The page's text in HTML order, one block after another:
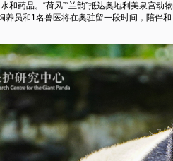
和药品。“荷风”“兰韵”抵达奥地利美泉宫动物
养员和1名兽医将在奥驻留一段时间，陪伴和